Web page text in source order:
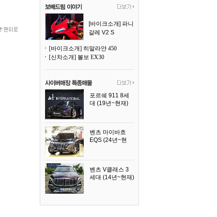
[바이크소개] 파니
갈레 V2 S
[바이크소개] 히말라얀 450
[신차소개] 볼보 EX30
포르쉐 911 8세
대 (19년~현재)
벤츠 마이바흐
EQS (24년~현
벤츠 V클래스 3
세대 (14년~현재)